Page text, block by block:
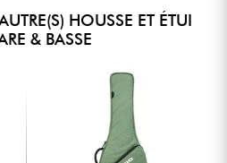
HOUSSE ET ÉTUI
& BASSE